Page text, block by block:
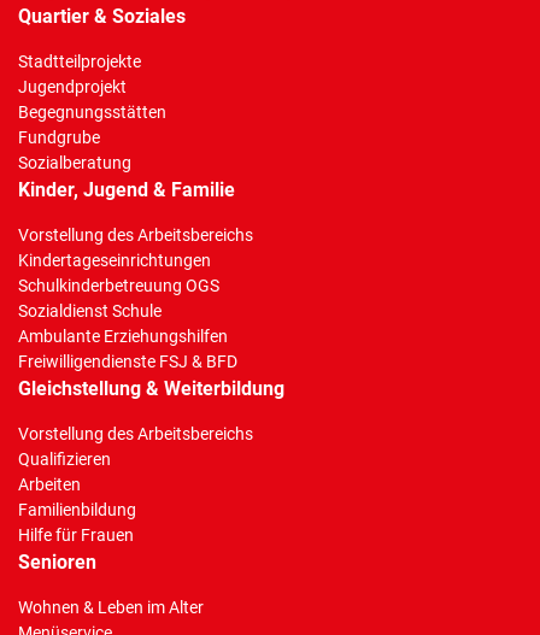
Quartier & Soziales
Stadtteilprojekte
Jugendprojekt
Begegnungsstätten
Fundgrube
Sozialberatung
Kinder, Jugend & Familie
Vorstellung des Arbeitsbereichs
Kindertageseinrichtungen
Schulkinderbetreuung OGS
Sozialdienst Schule
Ambulante Erziehungshilfen
Freiwilligendienste FSJ & BFD
Gleichstellung & Weiterbildung
Vorstellung des Arbeitsbereichs
Qualifizieren
Arbeiten
Familienbildung
Hilfe für Frauen
Senioren
Wohnen & Leben im Alter